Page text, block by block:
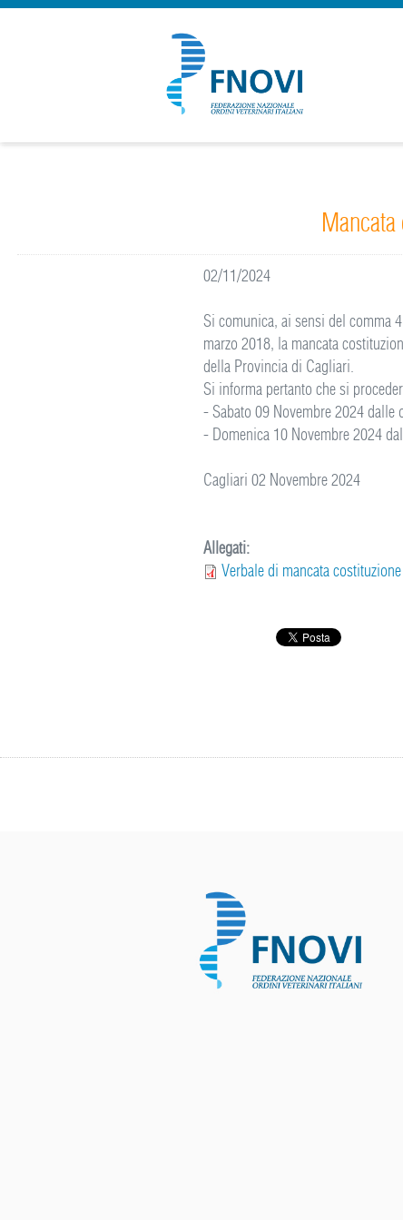
02/11/2024
Si comunica, ai sensi del comma
marzo 2018, la mancata
della Provincia di Cagliari.
Si informa pertanto che si
- Sabato 09 Novembre 2024 dalle
- Domenica 10 Novembre 2024
Cagliari 02 Novembre 2024
Allegati:
Verbale di mancata